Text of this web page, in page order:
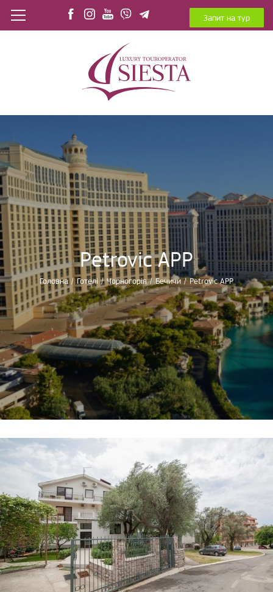
Запит на тур
Petrovic APP
Головна / Готелі / Чорногорія / Бечичи / Petrovic APP